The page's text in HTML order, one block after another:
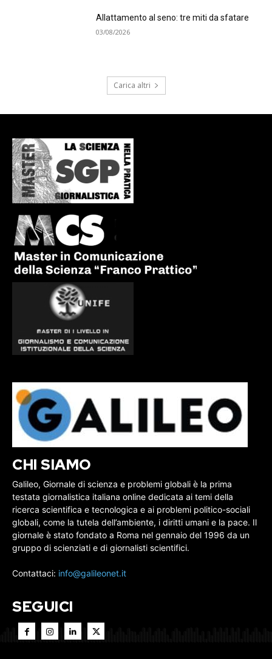
Allattamento al seno: tre miti da sfatare
03/08/2026
Carica altri
CHI SIAMO
Galileo, Giornale di scienza e problemi globali è la prima
testata giornalistica italiana online dedicata ai temi della
ricerca scientifica e tecnologica e ai problemi politico-sociali
globali, come la tutela dell’ambiente, i diritti umani e la pace. Il
giornale è stato fondato a Roma nel gennaio del 1996 da un
gruppo di scienziati e di giornalisti scientifici.
Contattaci: info@galileonet.it
SEGUICI